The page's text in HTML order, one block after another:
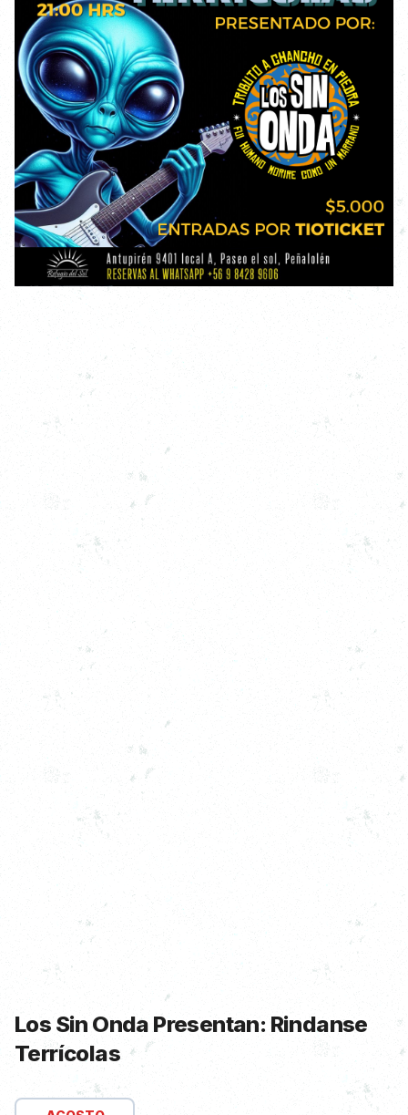
Los Sin Onda Presentan: Rindanse
Terrícolas
Información de Show